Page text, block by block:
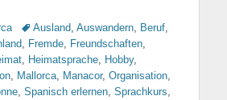
TagsAusland Auswandern Beruf
Fremde Freundschaften
Heimatsprache Hobby,
Mallorca Manacor, Organisation
Spanisch erlernen Sprachkurs